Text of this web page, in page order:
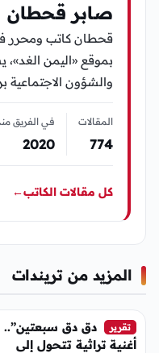
صابر قحطان
قحطان كاتب ومحرر
بموقع «اليمن
والشؤون الاجتماعية
المقالات
774
في الفريق
2020
كل مقالات الكاتب←
المزيد من تريندات
تريندات
تقرير
دق دق سبعتين”..
أغنية تراثية تتحول إلى